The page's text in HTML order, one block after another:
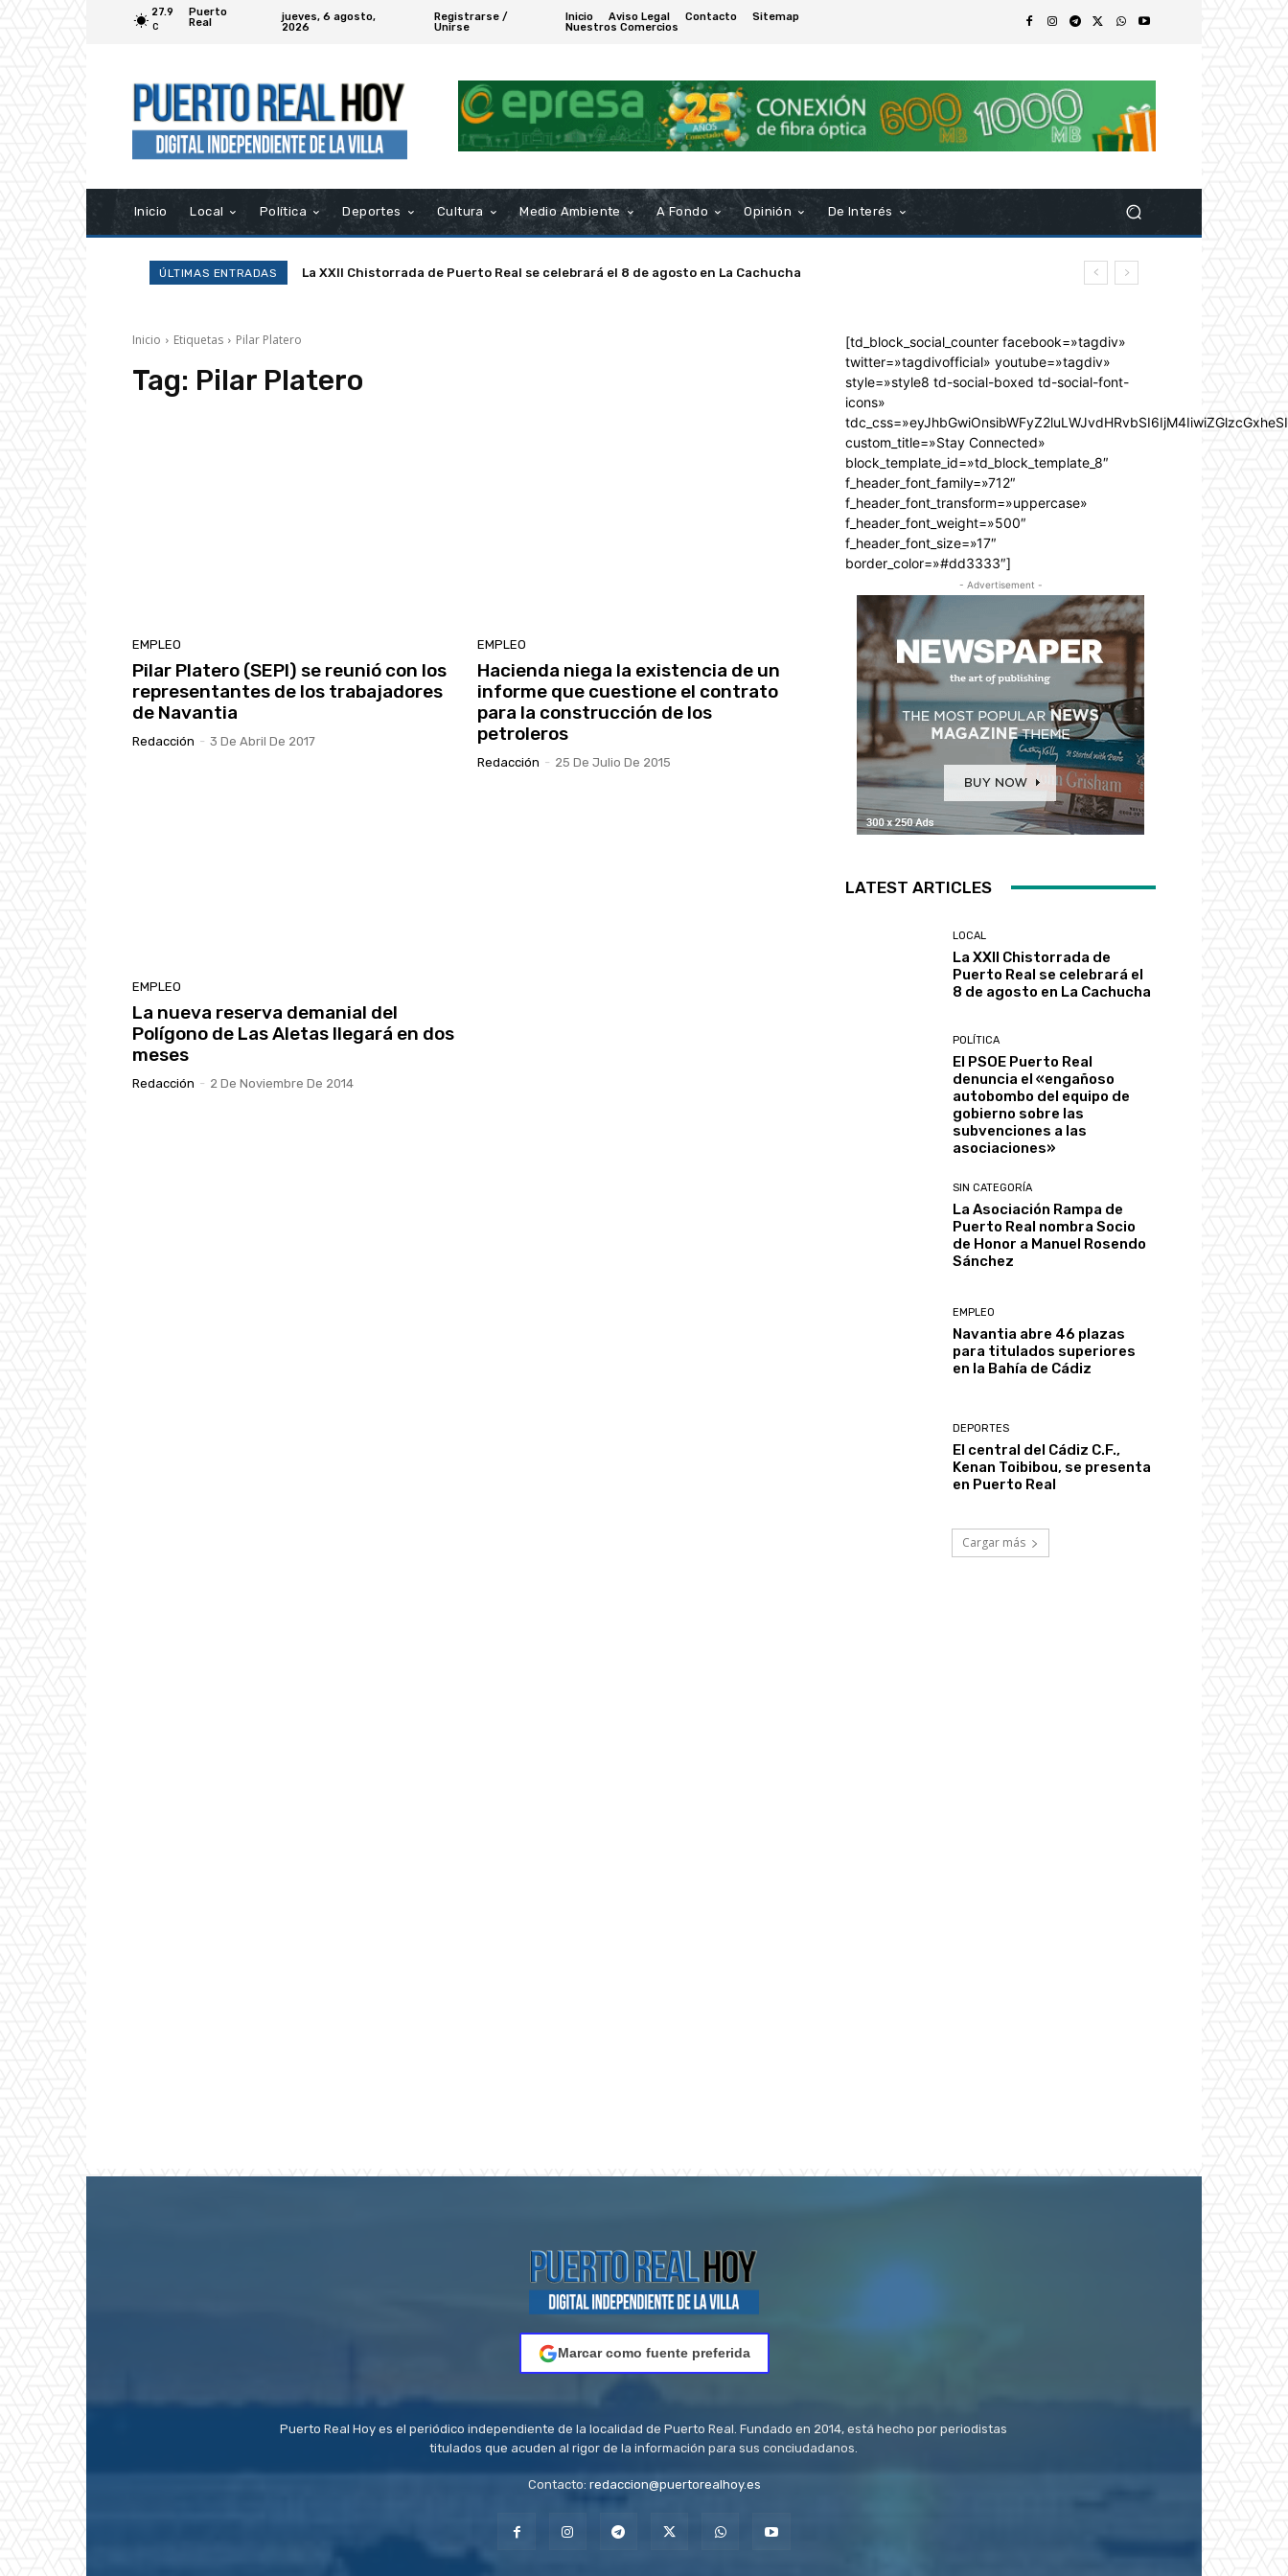
27.9
C
Puerto
Real
jueves, 6 agosto,
2026
Registrarse /
Unirse
Inicio Aviso Legal Contacto
Sitemap
Nuestros Comercios
Inicio Local Política Deportes Cultura Medio Ambiente A Fondo Opinión De Interés
ÚLTIMAS ENTRADAS La XXII Chistorrada de Puerto Real se celebrará el 8 de agosto en La Cachucha
Inicio Etiquetas Pilar Platero
Tag: Pilar Platero
EMPLEO
Pilar Platero (SEPI) se reunió con los
representantes de los trabajadores
de Navantia
Redacción - 3 De Abril De 2017
EMPLEO
Hacienda niega la existencia de un
informe que cuestione el contrato
para la construcción de los
petroleros
Redacción - 25 De Julio De 2015
EMPLEO
La nueva reserva demanial del
Polígono de Las Aletas llegará en dos
meses
Redacción - 2 De Noviembre De 2014
[td_block_social_counter facebook=»tagdiv»
twitter=»tagdivofficial» youtube=»tagdiv»
style=»style8 td-social-boxed td-social-font-
icons»
custom_title=»Stay Connected»
block_template_id=»td_block_template_8″
f_header_font_family=»712″
f_header_font_transform=»uppercase»
f_header_font_weight=»500″
f_header_font_size=»17″
border_color=»#dd3333″]
- Advertisement -
LATEST ARTICLES
LOCAL
La XXII Chistorrada de
Puerto Real se celebrará el
8 de agosto en La Cachucha
POLÍTICA
El PSOE Puerto Real
denuncia el «engañoso
autobombo del equipo de
gobierno sobre las
subvenciones a las
asociaciones»
SIN CATEGORÍA
La Asociación Rampa de
Puerto Real nombra Socio
de Honor a Manuel Rosendo
Sánchez
EMPLEO
Navantia abre 46 plazas
para titulados superiores
en la Bahía de Cádiz
DEPORTES
El central del Cádiz C.F.,
Kenan Toibibou, se presenta
en Puerto Real
Cargar más
Marcar como fuente preferida
Puerto Real Hoy es el periódico independiente de la localidad de Puerto Real. Fundado en 2014, está hecho por periodistas
titulados que acuden al rigor de la información para sus conciudadanos.
Contacto: redaccion@puertorealhoy.es